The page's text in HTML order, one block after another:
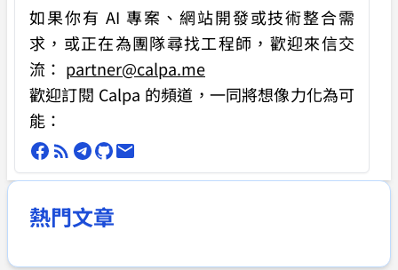
如果你有AI 專案、網站開發或技術整合需
求 ，或正在為團隊尋找工程師，歡迎來信交
流： partner@calpa.me
歡迎訂閱 Calpa 的頻道，一同將想像力化為可
能：
熱門文章